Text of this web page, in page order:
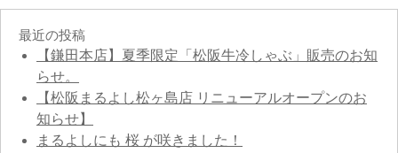
最近の投稿
【鎌田本店】夏季限定「松阪牛冷しゃぶ」販売のお知
らせ。
【松阪まるよし松ヶ島店 リニューアルオープンのお
知らせ】
まるよしにも 桜 が咲きました！